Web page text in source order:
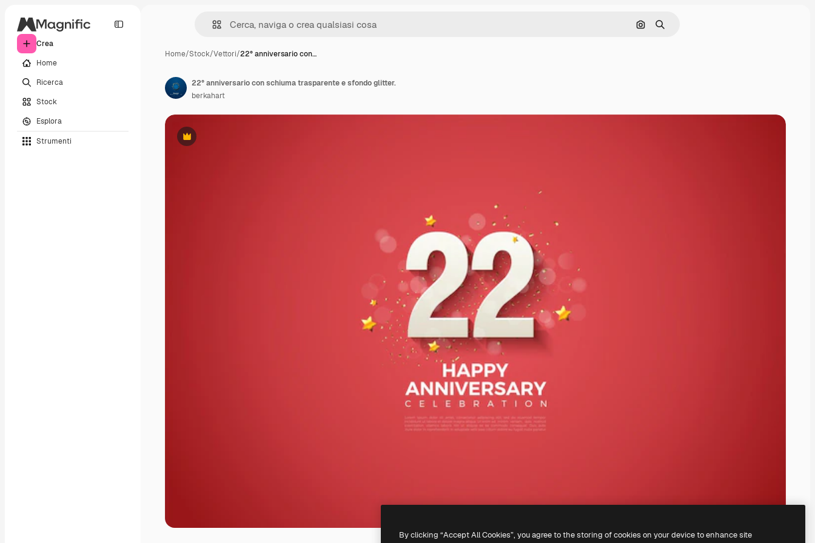
Crea
Home
Ricerca
Stock
Esplora
Strumenti
Cerca per immagine
Ricerca
Home/Stock/Vettori/22° anniversario con…
Premium
22° anniversario con schiuma trasparente e sfondo glitter.
berkahart
By clicking “Accept All Cookies”, you agree to the storing of cookies on your device to enhance site